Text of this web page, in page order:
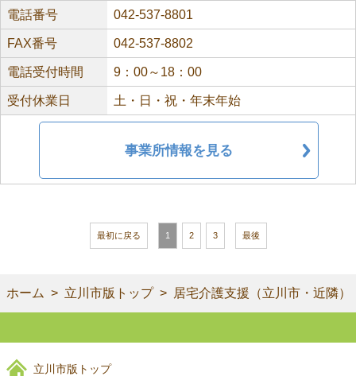
電話番号 042-537-8801
FAX番号 042-537-8802
電話受付時間 9：00～18：00
受付休業日 土・日・祝・年末年始
事業所情報を見る
最初に戻る 1 2 3 最後
ホーム 立川市版トップ 居宅介護支援（立川市・近隣）
立川市版トップ